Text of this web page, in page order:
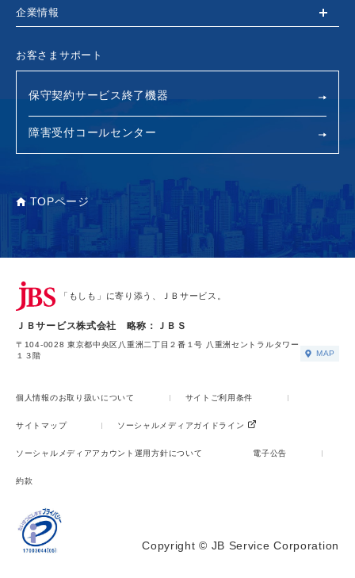
企業情報
お客さまサポート
保守契約サービス終了機器
障害受付コールセンター
TOPページ
「もしも」に寄り添う、ＪＢサービス。
ＪＢサービス株式会社 略称：ＪＢＳ
〒104-0028 東京都中央区八重洲二丁目２番１号 八重洲セントラルタワー
１３階
MAP
個人情報のお取り扱いについて サイトご利用条件
サイトマップ ソーシャルメディアガイドライン
ソーシャルメディアアカウント運用方針について 電子公告
約款
Copyright © JB Service Corporation